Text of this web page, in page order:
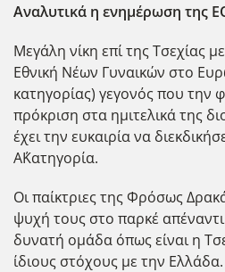
Αναλυτικά η ενημέρωση της
Μεγάλη νίκη επί της Τσεχίας
Εθνική Νέων Γυναικών στο
κατηγορίας) γεγονός που την
πρόκριση στα ημιτελικά της
έχει την ευκαιρία να
Α΄Κατηγορία.
Οι παίκτριες της Φρόσως
ψυχή τους στο παρκέ απέναντι
δυνατή ομάδα όπως είναι η
ίδιους στόχους με την Ελλάδα.